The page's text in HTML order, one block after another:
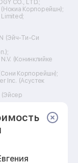
CO., LTD.;
Корпорейшн);
(Эйч-Ти-Си
(Конинклийке
Корпорейшн);
Inc. (Асустек
(Эйсер
LLC (ЭйчПи
TOSHIBA, also
ТОШИБА
для описания